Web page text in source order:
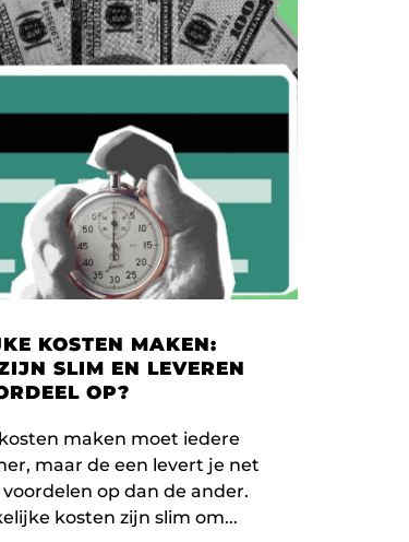
KOSTEN MAKEN:
SLIM EN LEVEREN
OP?
maken moet iedere
maar de een levert je net
op dan de ander.
kosten zijn slim om